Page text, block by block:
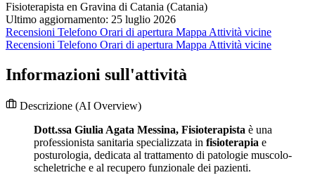
Fisioterapista en Gravina di Catania (Catania)
Ultimo aggiornamento: 25 luglio 2026
Recensioni Telefono Orari di apertura Mappa Attività vicine
Recensioni Telefono Orari di apertura Mappa Attività vicine
Informazioni sull'attività
Descrizione (AI Overview)
Dott.ssa Giulia Agata Messina, Fisioterapista è una
professionista sanitaria specializzata in fisioterapia e
posturologia, dedicata al trattamento di patologie muscolo-
scheletriche e al recupero funzionale dei pazienti.